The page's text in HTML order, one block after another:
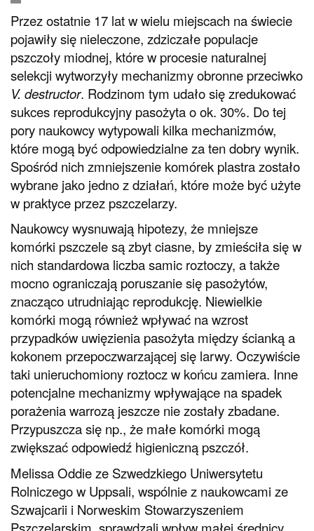
Przez ostatnie 17 lat w wielu miejscach na świecie
pojawiły się nieleczone, zdziczałe populacje
pszczoły miodnej, które w procesie naturalnej
selekcji wytworzyły mechanizmy obronne przeciwko
V. destructor. Rodzinom tym udało się zredukować
sukces reprodukcyjny pasożyta o ok. 30%. Do tej
pory naukowcy wytypowali kilka mechanizmów,
które mogą być odpowiedzialne za ten dobry wynik.
Spośród nich zmniejszenie komórek plastra zostało
wybrane jako jedno z działań, które może być użyte
w praktyce przez pszczelarzy.
Naukowcy wysnuwają hipotezy, że mniejsze
komórki pszczele są zbyt ciasne, by zmieściła się w
nich standardowa liczba samic roztoczy, a także
mocno ograniczają poruszanie się pasożytów,
znacząco utrudniając reprodukcję. Niewielkie
komórki mogą również wpływać na wzrost
przypadków uwięzienia pasożyta między ścianką a
kokonem przepoczwarzającej się larwy. Oczywiście
taki unieruchomiony roztocz w końcu zamiera. Inne
potencjalne mechanizmy wpływające na spadek
porażenia warrozą jeszcze nie zostały zbadane.
Przypuszcza się np., że małe komórki mogą
zwiększać odpowiedź higieniczną pszczół.
Melissa Oddie ze Szwedzkiego Uniwersytetu
Rolniczego w Uppsali, wspólnie z naukowcami ze
Szwajcarii i Norweskim Stowarzyszeniem